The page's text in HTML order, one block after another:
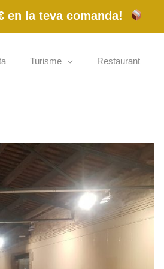
en la teva comanda!
Turisme Restaurant